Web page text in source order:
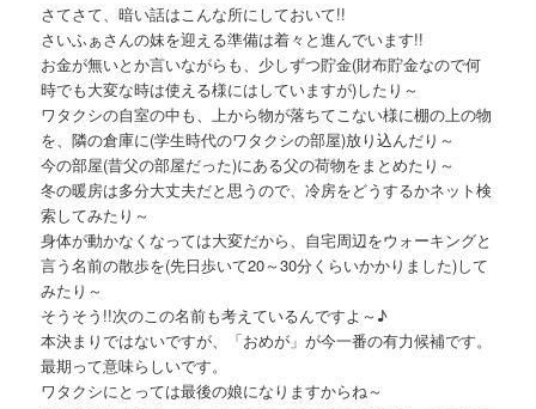
さてさて、暗い話はこんな所にしておいて!!
さいふぁさんの妹を迎える準備は着々と進んでいます!!
お金が無いとか言いながらも、少しずつ貯金(財布貯金なので何
時でも大変な時は使える様にはしていますが)したり～
ワタクシの自室の中も、上から物が落ちてこない様に棚の上の物
を、隣の倉庫に(学生時代のワタクシの部屋)放り込んだり～
今の部屋(昔父の部屋だった)にある父の荷物をまとめたり～
冬の暖房は多分大丈夫だと思うので、冷房をどうするかネット検
索してみたり～
身体が動かなくなっては大変だから、自宅周辺をウォーキングと
言う名前の散歩を(先日歩いて20～30分くらいかかりました)して
みたり～
そうそう!!次のこの名前も考えているんですよ～♪
本決まりではないですが、「おめが」が今一番の有力候補です。
最期って意味らしいです。
ワタクシにとっては最後の娘になりますからね～